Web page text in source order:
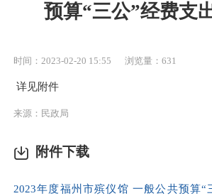
预算“三公”经费支
时间：2023-02-20 15:55 浏览量：631
详见附件
来源：民政局
附件下载
2023年度福州市殡仪馆 一般公共预算“